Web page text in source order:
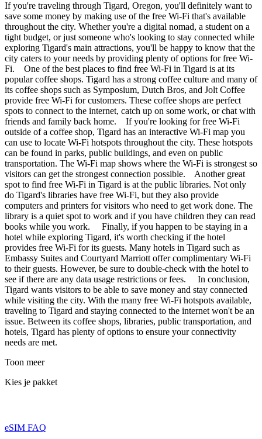
If you're traveling through Tigard, Oregon, you'll definitely want to
save some money by making use of the free Wi-Fi that's available
throughout the city. Whether you're a digital nomad, a student on a
tight budget, or just someone who's looking to stay connected while
exploring Tigard's main attractions, you'll be happy to know that the
city caters to your needs by providing plenty of options for free Wi-
Fi. One of the best places to find free Wi-Fi in Tigard is at its
popular coffee shops. Tigard has a strong coffee culture and many of
its coffee shops such as Symposium, Dutch Bros, and Jolt Coffee
provide free Wi-Fi for customers. These coffee shops are perfect
spots to connect to the internet, catch up on some work, or chat with
friends and family back home. If you're looking for free Wi-Fi
outside of a coffee shop, Tigard has an interactive Wi-Fi map you
can use to locate Wi-Fi hotspots throughout the city. These hotspots
can be found in parks, public buildings, and even on public
transportation. The Wi-Fi map shows where the Wi-Fi is strongest so
visitors can get the strongest connection possible. Another great
spot to find free Wi-Fi in Tigard is at the public libraries. Not only
do Tigard's libraries have free Wi-Fi, but they also provide
computers and printers for visitors who need to get work done. The
library is a quiet spot to work and if you have children they can read
books while you work. Finally, if you happen to be staying in a
hotel while exploring Tigard, it's worth checking if the hotel
provides free Wi-Fi for its guests. Many hotels in Tigard such as
Embassy Suites and Courtyard Marriott offer complimentary Wi-Fi
to their guests. However, be sure to double-check with the hotel to
see if there are any data usage restrictions or fees. In conclusion,
Tigard wants visitors to be able to save money and stay connected
while visiting the city. With the many free Wi-Fi hotspots available,
traveling to Tigard and staying connected to the internet won't be an
issue. Between its coffee shops, libraries, public transportation, and
hotels, Tigard has plenty of options to ensure your connectivity
needs are met.
Toon meer
Kies je pakket
eSIM FAQ